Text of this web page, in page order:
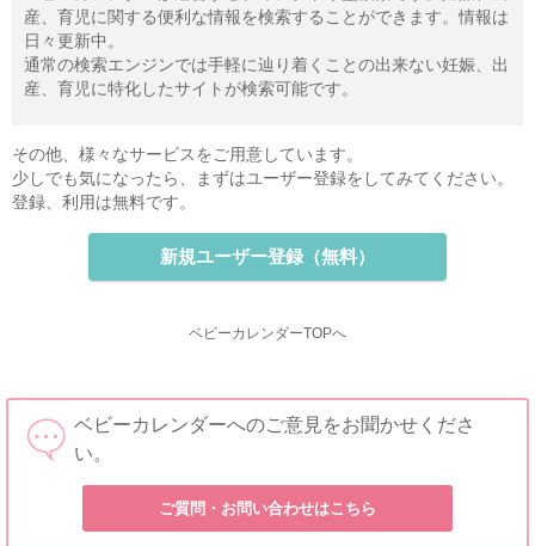
産、育児に関する便利な情報を検索することができます。情報は
日々更新中。
通常の検索エンジンでは手軽に辿り着くことの出来ない妊娠、出
産、育児に特化したサイトが検索可能です。
その他、様々なサービスをご用意しています。
少しでも気になったら、まずはユーザー登録をしてみてください。
登録、利用は無料です。
新規ユーザー登録（無料）
ベビーカレンダーTOPへ
ベビーカレンダーへのご意見をお聞かせくださ
い。
ご質問・お問い合わせはこちら